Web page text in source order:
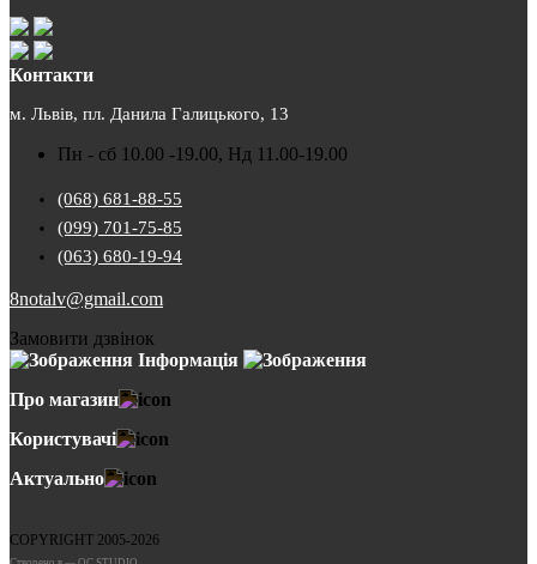
Контакти
м. Львів, пл. Данила Галицького, 13
Пн - сб 10.00 -19.00, Нд 11.00-19.00
(068) 681-88-55
(099) 701-75-85
(063) 680-19-94
8notalv@gmail.com
Замовити дзвінок
Інформація
Про магазин
Користувачі
Актуально
COPYRIGHT 2005-2026